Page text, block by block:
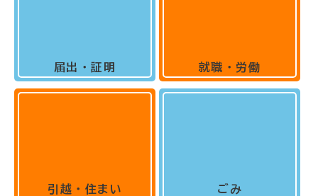
届出・証明
引越・住まい
就職・労働
ごみ